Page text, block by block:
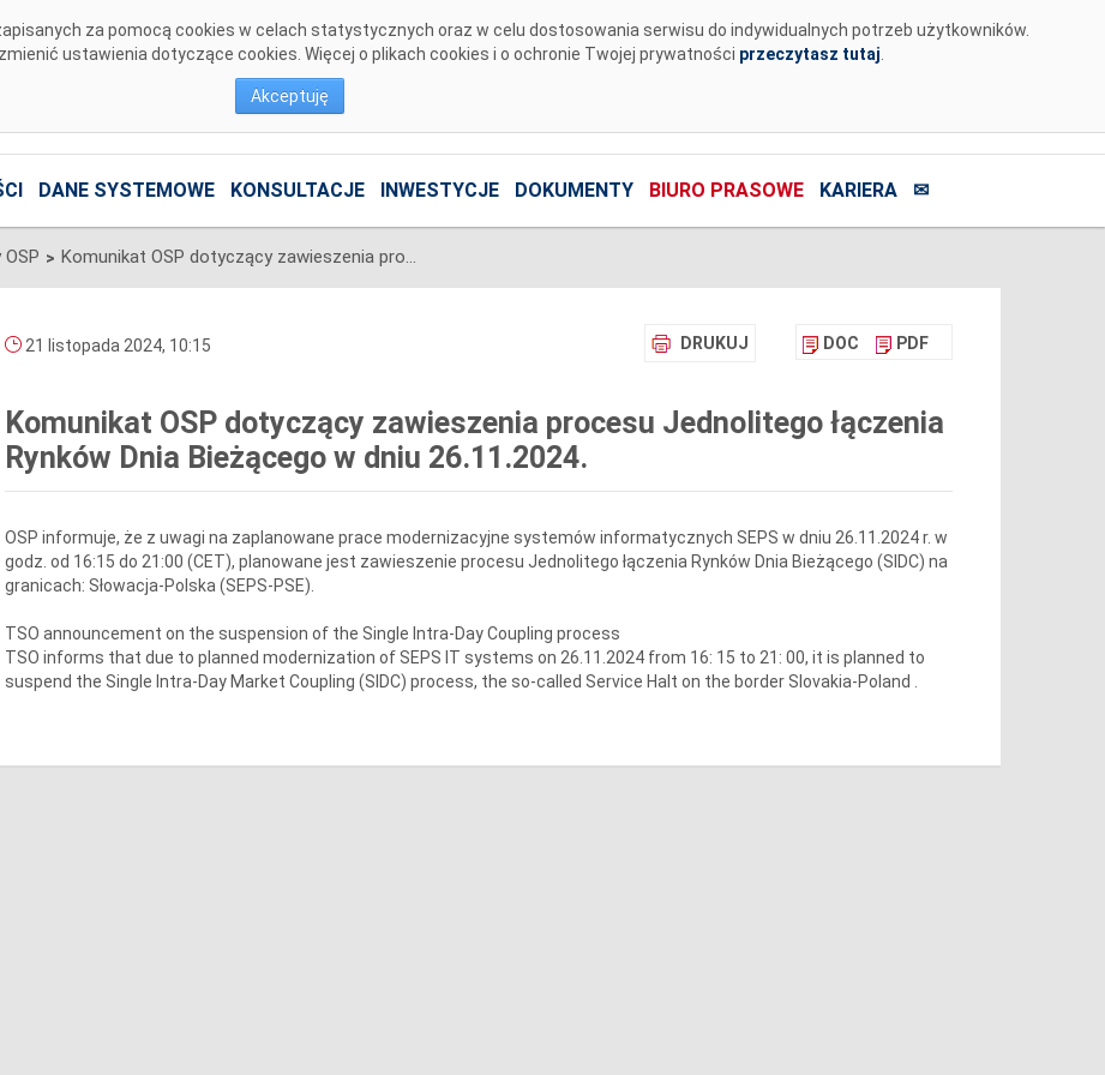
za pomocą cookies w celach statystycznych oraz w celu dostosowania serwisu do indywidualnych potrzeb użytkowników.
ustawienia dotyczące cookies. Więcej o plikach cookies i o ochronie Twojej prywatności przeczytasz tutaj
Akceptuję
DANE SYSTEMOWE KONSULTACJE INWESTYCJE DOKUMENTY BIURO PRASOWE KARIERA ✉
> Komunikat OSP dotyczący zawieszenia procesu Jednolitego łączenia Rynków Dnia Bieżącego w dniu 26.11.2024.
DRUKUJ DOC PDF
21 listopada 2024, 10:15
Komunikat OSP dotyczący zawieszenia procesu Jednolitego łączenia
Rynków Dnia Bieżącego w dniu 26.11.2024.
OSP informuje, że z uwagi na zaplanowane prace modernizacyjne systemów informatycznych SEPS w dniu 26.11.2024 r. w
godz. od 16:15 do 21:00 (CET), planowane jest zawieszenie procesu Jednolitego łączenia Rynków Dnia Bieżącego (SIDC) na
granicach: Słowacja-Polska (SEPS-PSE).
TSO announcement on the suspension of the Single Intra-Day Coupling process
TSO informs that due to planned modernization of SEPS IT systems on 26.11.2024 from 16: 15 to 21: 00, it is planned to
suspend the Single Intra-Day Market Coupling (SIDC) process, the so-called Service Halt on the border Slovakia-Poland .